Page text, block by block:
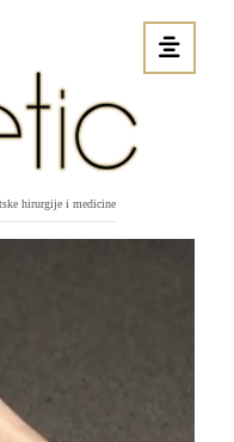
hirurgije i medicine